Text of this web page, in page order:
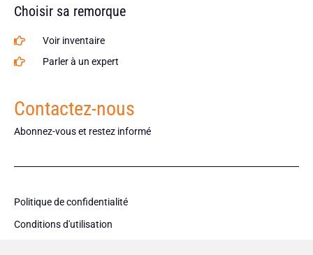
Choisir sa remorque
Voir inventaire
Parler à un expert
Contactez-nous
Abonnez-vous et restez informé
Politique de confidentialité
Conditions d'utilisation